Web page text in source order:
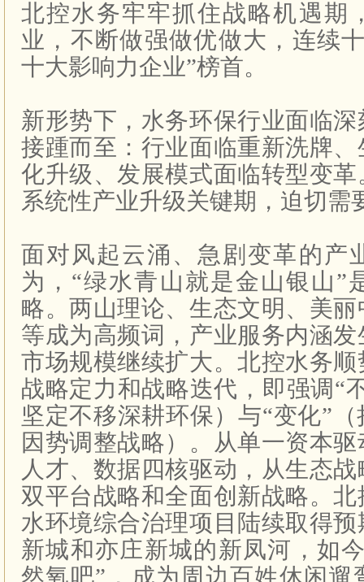
北控水务牢牢抓住战略机遇期
业，不断做强做优做大，连续
十大影响力企业”榜首。
新形势下，水务环保行业面临
接踵而至：行业面临重新洗牌
化升级、发展模式面临转型变
系统性产业升级关键期，迫切需
面对风起云涌、急剧变革的产
为，“绿水青山就是金山银山”
略。两山理论、生态文明、美
等成为高频词，产业服务内涵
市场规模继续扩大。北控水务
战略定力和战略迭代，即强调“
坚定不移深耕环保）与“变化”
因势调整战略）。从单一资本
人才、数据四核驱动，从生态
双平台战略和全面创新战略。
水环境综合治理项目陆续取得
新城和亦庄新城的新凤河，如
然氧吧”，成为周边百姓休闲遛